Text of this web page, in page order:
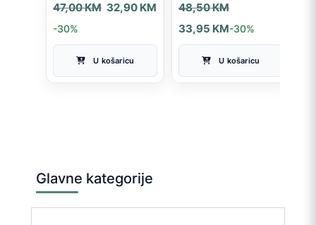
47,00KM
Izvorna
cijena
bila
47,00 KM.
32,90 KM
Trenutna
cijena
je:
32,90 KM.
-30%
U košaricu
48,50KM
Izvorna
cijena
bila
48,50 KM.
33,95 KM
Trenutna
cijena
je:
33,95 KM.
-30%
U košaricu
Glavne kategorije